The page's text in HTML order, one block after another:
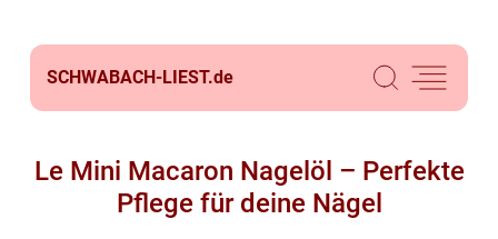
SCHWABACH-LIEST.de
Le Mini Macaron Nagelöl – Perfekte
Pflege für deine Nägel